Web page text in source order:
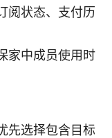
阅状态、支付历
家中成员使用时
先选择包含目标